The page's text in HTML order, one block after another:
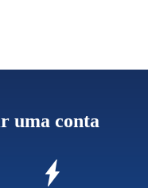
uma conta